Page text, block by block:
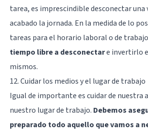
tarea, es imprescindible desconectar una
acabado la jornada. En la medida de lo
tareas para el horario laboral o de
tiempo libre a desconectare invertirlo
mismos.
12. Cuidar los medios y el lugar de trabajo
Igual de importante es cuidar de nuestra
nuestro lugar de trabajo. Debemos
preparado todo aquello que vamos a